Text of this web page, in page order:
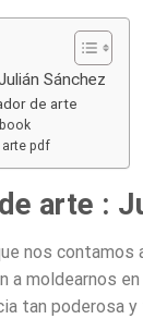
Sánchez
de arte
arte pdf
arte :
nos contamos
a moldearnos
tan poderosa